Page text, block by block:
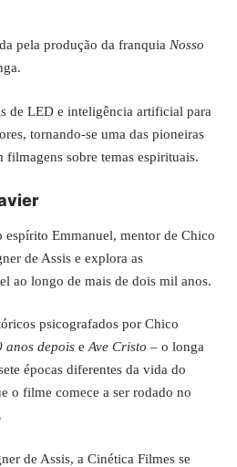
pela produção da franquia Nosso
de LED e inteligência artificial para
tornando-se uma das pioneiras
filmagens sobre temas espirituais.
espírito Emmanuel, mentor de Chico
de Assis e explora as
ao longo de mais de dois mil anos.
psicografados por Chico
anos depois e Ave Cristo – o longa
épocas diferentes da vida do
o filme comece a ser rodado no
de Assis, a Cinética Filmes se